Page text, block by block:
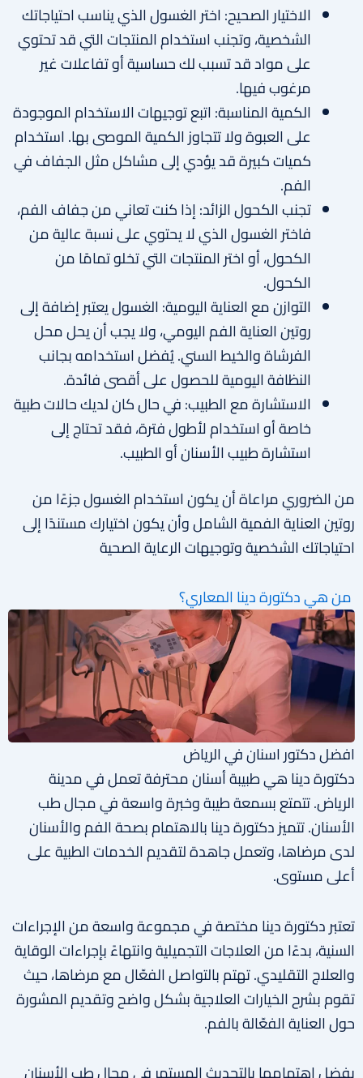
الاختيار الصحيح: اختر الغسول الذي يناسب احتياجاتك
الشخصية، وتجنب استخدام المنتجات التي قد تحتوي
على مواد قد تسبب لك حساسية أو تفاعلات غير
مرغوب فيها.
الكمية المناسبة: اتبع توجيهات الاستخدام الموجودة
على العبوة ولا تتجاوز الكمية الموصى بها. استخدام
كميات كبيرة قد يؤدي إلى مشاكل مثل الجفاف في
الفم.
تجنب الكحول الزائد: إذا كنت تعاني من جفاف الفم،
فاختر الغسول الذي لا يحتوي على نسبة عالية من
الكحول، أو اختر المنتجات التي تخلو تمامًا من
الكحول.
التوازن مع العناية اليومية: الغسول يعتبر إضافة إلى
روتين العناية الفم اليومي، ولا يجب أن يحل محل
الفرشاة والخيط السني. يُفضل استخدامه بجانب
النظافة اليومية للحصول على أقصى فائدة.
الاستشارة مع الطبيب: في حال كان لديك حالات طبية
خاصة أو استخدام لأطول فترة، فقد تحتاج إلى
استشارة طبيب الأسنان أو الطبيب.
من الضروري مراعاة أن يكون استخدام الغسول جزءًا من
روتين العناية الفمية الشامل وأن يكون اختيارك مستندًا إلى
احتياجاتك الشخصية وتوجيهات الرعاية الصحية
من هي دكتورة دينا المعاري؟
افضل دكتور اسنان في الرياض
دكتورة دينا هي طبيبة أسنان محترفة تعمل في مدينة
الرياض. تتمتع بسمعة طيبة وخبرة واسعة في مجال طب
الأسنان. تتميز دكتورة دينا بالاهتمام بصحة الفم والأسنان
لدى مرضاها، وتعمل جاهدة لتقديم الخدمات الطبية على
أعلى مستوى.
تعتبر دكتورة دينا مختصة في مجموعة واسعة من الإجراءات
السنية، بدءًا من العلاجات التجميلية وانتهاءً بإجراءات الوقاية
والعلاج التقليدي. تهتم بالتواصل الفعّال مع مرضاها، حيث
تقوم بشرح الخيارات العلاجية بشكل واضح وتقديم المشورة
حول العناية الفعّالة بالفم.